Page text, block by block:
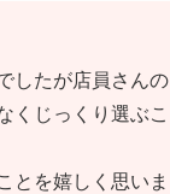
したが店員さんの
くじっくり選ぶこ
とを嬉しく思いま